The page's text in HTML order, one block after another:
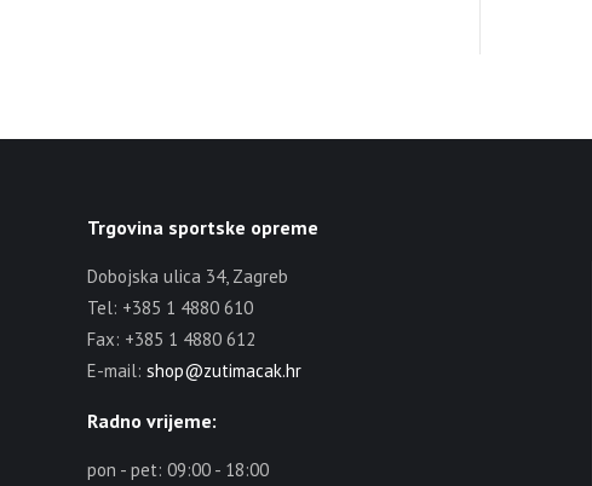
Trgovina sportske opreme
Dobojska ulica 34, Zagreb
Tel: +385 1 4880 610
Fax: +385 1 4880 612
E-mail: shop@zutimacak.hr
Radno vrijeme:
pon - pet: 09:00 - 18:00